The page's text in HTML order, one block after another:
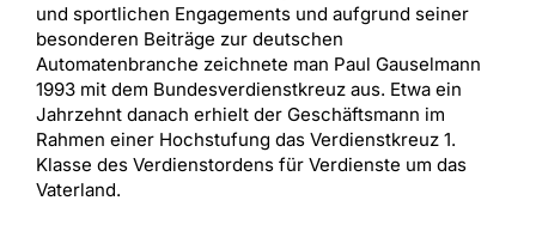
und sportlichen Engagements und aufgrund seiner
besonderen Beiträge zur deutschen
Automatenbranche zeichnete man Paul Gauselmann
1993 mit dem Bundesverdienstkreuz aus. Etwa ein
Jahrzehnt danach erhielt der Geschäftsmann im
Rahmen einer Hochstufung das Verdienstkreuz 1.
Klasse des Verdienstordens für Verdienste um das
Vaterland.